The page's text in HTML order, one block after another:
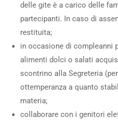
delle gite è a carico delle
partecipanti. In caso di
restituita;
in occasione di compleanni
alimenti dolci o salati
scontrino alla Segreteria
ottemperanza a quanto
materia;
collaborare con i genitori